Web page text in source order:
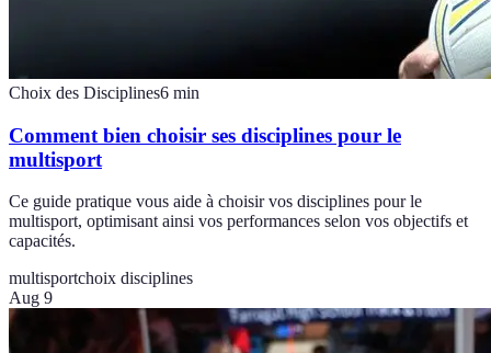
Choix des Disciplines6 min
Comment bien choisir ses disciplines pour le
multisport
Ce guide pratique vous aide à choisir vos disciplines pour le
multisport, optimisant ainsi vos performances selon vos objectifs et
capacités.
multisportchoix disciplines
Aug 9